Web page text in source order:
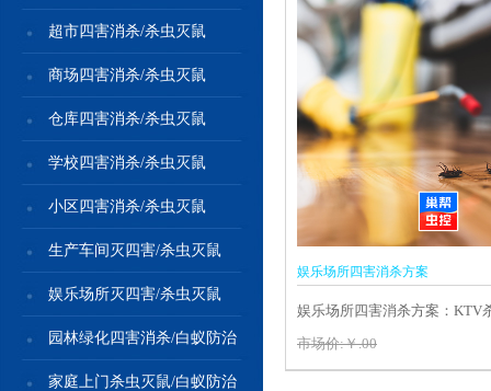
超市四害消杀/杀虫灭鼠
商场四害消杀/杀虫灭鼠
仓库四害消杀/杀虫灭鼠
学校四害消杀/杀虫灭鼠
小区四害消杀/杀虫灭鼠
生产车间灭四害/杀虫灭鼠
娱乐场所灭四害/杀虫灭鼠
园林绿化四害消杀/白蚁防治
家庭上门杀虫灭鼠/白蚁防治
娱乐场所四害消杀方案
娱乐场所四害消杀方案：KTV
吧灭四害除四害，电影院虫害
市场价:￥.00